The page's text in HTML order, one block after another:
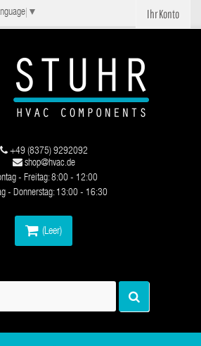
Ihr Konto
▼
(Leer)
+49 (8375) 9292092
shop@hvac.de
- Freitag: 8:00 - 12:00
- Donnerstag: 13:00 - 16:30